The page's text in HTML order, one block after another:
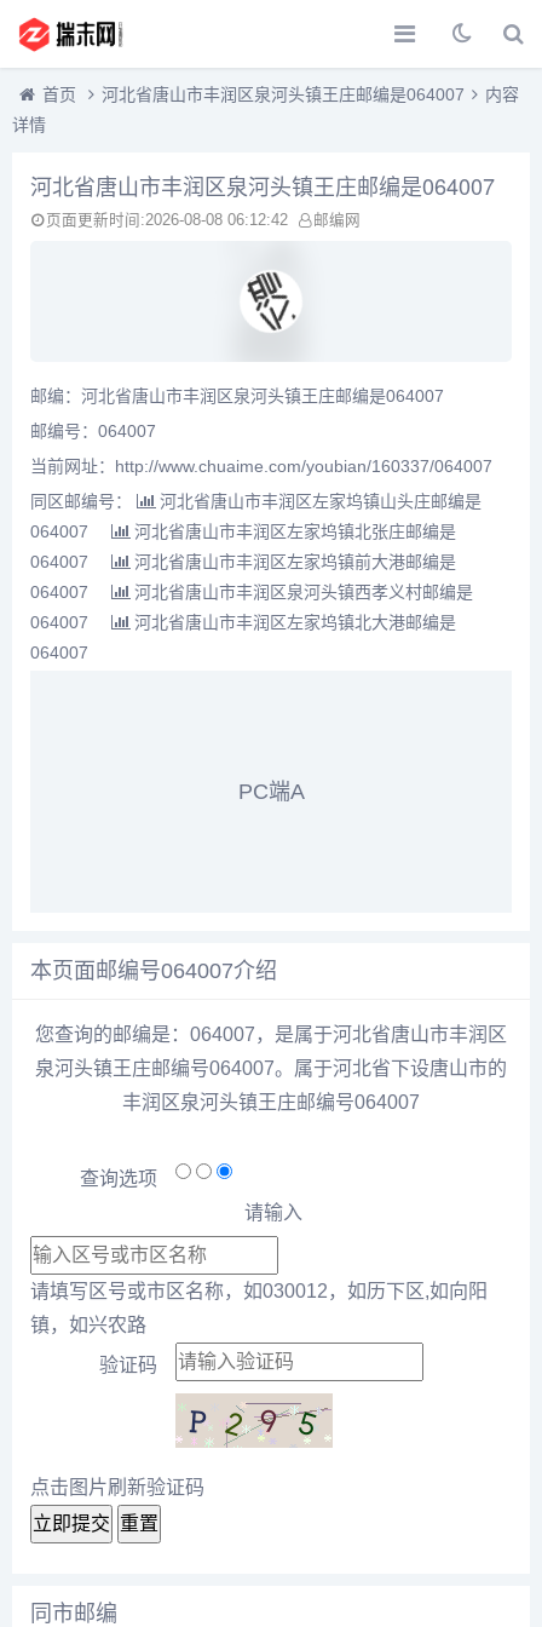
首页 河北省唐山市丰润区泉河头镇王庄邮编是064007
内容
详情
河北省唐山市丰润区泉河头镇王庄邮编是064007
页面更新时间:2026-08-08 06:12:42 邮编网
邮编：河北省唐山市丰润区泉河头镇王庄邮编是064007
邮编号：064007
当前网址：http://www.chuaime.com/youbian/160337/064007
同区邮编号：
河北省唐山市丰润区左家坞镇山头庄邮编是
064007
河北省唐山市丰润区左家坞镇北张庄邮编是
064007
河北省唐山市丰润区左家坞镇前大港邮编是
064007
河北省唐山市丰润区泉河头镇西孝义村邮编是
064007
河北省唐山市丰润区左家坞镇北大港邮编是
064007
PC端A
本页面邮编号064007介绍
您查询的邮编是：064007，是属于河北省唐山市丰润区
泉河头镇王庄邮编号064007。属于河北省下设唐山市的
丰润区泉河头镇王庄邮编号064007
查询选项
请输入
请填写区号或市区名称，如030012，如历下区,如向阳
镇，如兴农路
验证码
点击图片刷新验证码
立即提交 重置
同市邮编